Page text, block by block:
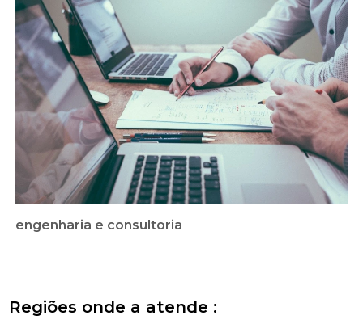
engenharia e consultoria
Regiões onde a atende :